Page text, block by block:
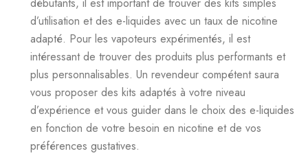
d’utilisation et des e-liquides avec un taux de nicotine
adapté. Pour les vapoteurs expérimentés, il est
intéressant de trouver des produits plus performants et
plus personnalisables. Un revendeur compétent saura
vous proposer des kits adaptés à votre niveau
d’expérience et vous guider dans le choix des e-liquides
en fonction de votre besoin en nicotine et de vos
préférences gustatives.